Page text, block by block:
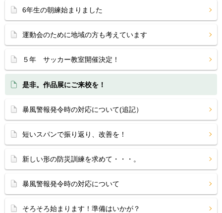
6年生の朝練始まりました
運動会のために地域の方も考えています
５年 サッカー教室開催決定！
是非。作品展にご来校を！
暴風警報発令時の対応について(追記）
短いスパンで振り返り、改善を！
新しい形の防災訓練を求めて・・・。
暴風警報発令時の対応について
そろそろ始まります！準備はいかが？